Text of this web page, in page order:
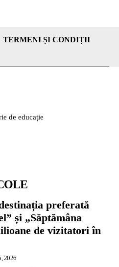
TERMENI ȘI CONDIȚII
de educație
preferată
și „Săptămâna
de vizitatori în
2026